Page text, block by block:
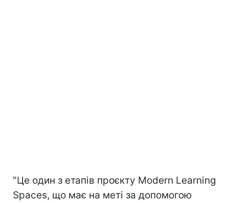
"Це один з етапів проєкту Modern Learning
Spaces, що має на меті за допомогою